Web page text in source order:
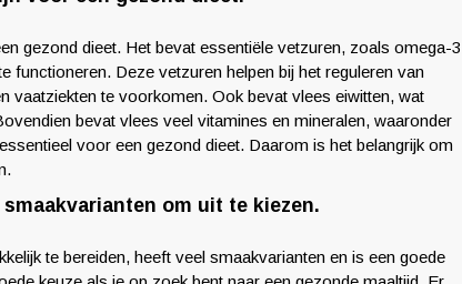
gezond dieet. Het bevat essentiële vetzuren, zoals omega-3
functioneren. Deze vetzuren helpen bij het reguleren van
vaatziekten te voorkomen. Ook bevat vlees eiwitten, wat
bevat vlees veel vitamines en mineralen, waaronder
voor een gezond dieet. Daarom is het belangrijk om
om uit te kiezen.
te bereiden, heeft veel smaakvarianten en is een goede